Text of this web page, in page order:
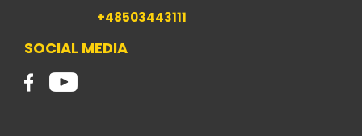
+48503443111
SOCIAL MEDIA